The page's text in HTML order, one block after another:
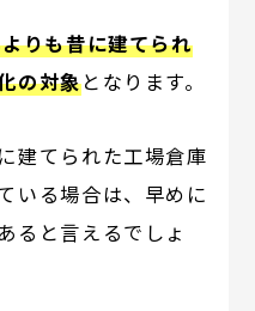
りも昔に建てられ
の対象となります。
建てられた工場倉庫
いる場合は、早めに
ると言えるでしょ